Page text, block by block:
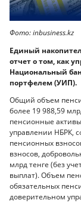
Фото: inbusiness.kz
Единый
отчет о том, как
Национальный
портфелем (УИП).
Общий объем
более 19 988,59
пенсионные
управлении НБРК,
пенсионных
взносов,
млрд тенге (без
выплат). Объем
обязательных
доверительном